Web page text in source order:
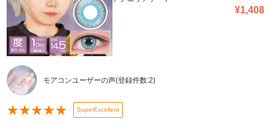
¥1,408
モアコンユーザーの声(登録件数:2)
★★★★★ SuperExcellent